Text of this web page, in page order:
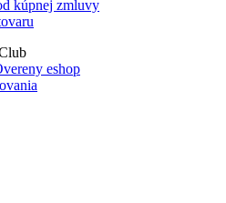
kúpnej zmluvy